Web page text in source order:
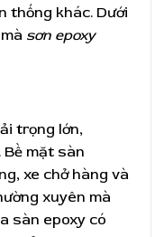
thống khác. Dưới
sơn epoxy
trọng lớn,
Bề mặt sàn
xe chở hàng và
xuyên mà
sàn epoxy có